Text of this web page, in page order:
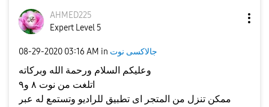
AHMED225
Expert Level 5
‎08-29-2020 03:16 AM in جالاكسى نوت
وعليكم السلام ورحمة الله وبركاته
اتلغت من نوت ٨ و٩
ممكن تنزل من المتجر اى تطبيق للراديو وتستمع له عبر